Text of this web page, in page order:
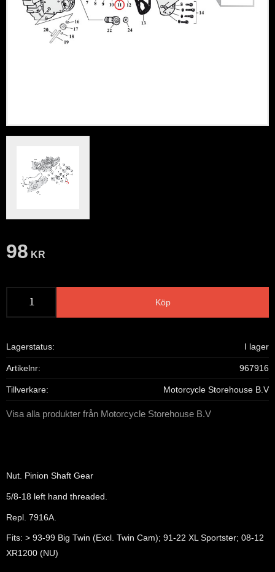
98 KR
Köp
Lagerstatus I lager
Artikelnr 967916
Tillverkare Motorcycle Storehouse B.V
Visa alla produkter från Motorcycle Storehouse B.V
Nut. Pinion Shaft Gear
5/8-18 left hand threaded.
Repl. 7916A.
Fits: > 93-99 Big Twin (Excl. Twin Cam); 91-22 XL Sportster; 08-12
XR1200 (NU)